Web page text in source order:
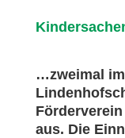
…zwei­mal
aus. Die